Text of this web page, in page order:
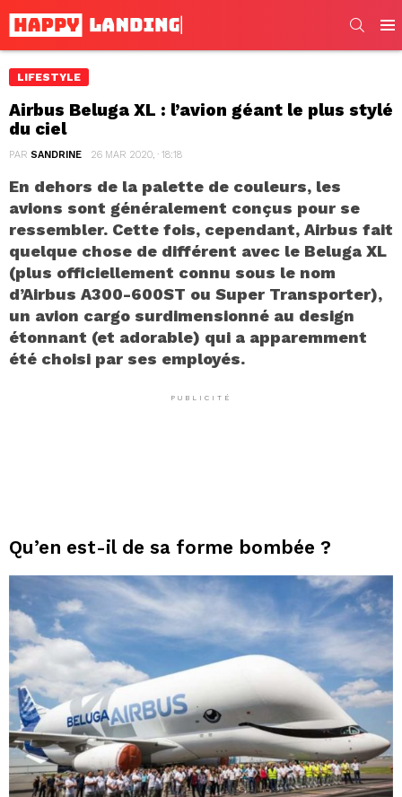
LIFESTYLE
Airbus Beluga XL : l’avion géant le plus stylé
du ciel
PAR SANDRINE 26 MAR 2020, · 18:18
En dehors de la palette de couleurs, les
avions sont généralement conçus pour se
ressembler. Cette fois, cependant, Airbus fait
quelque chose de différent avec le Beluga XL
(plus officiellement connu sous le nom
d’Airbus A300-600ST ou Super Transporter),
un avion cargo surdimensionné au design
étonnant (et adorable) qui a apparemment
été choisi par ses employés.
PUBLICITÉ
Qu’en est-il de sa forme bombée ?